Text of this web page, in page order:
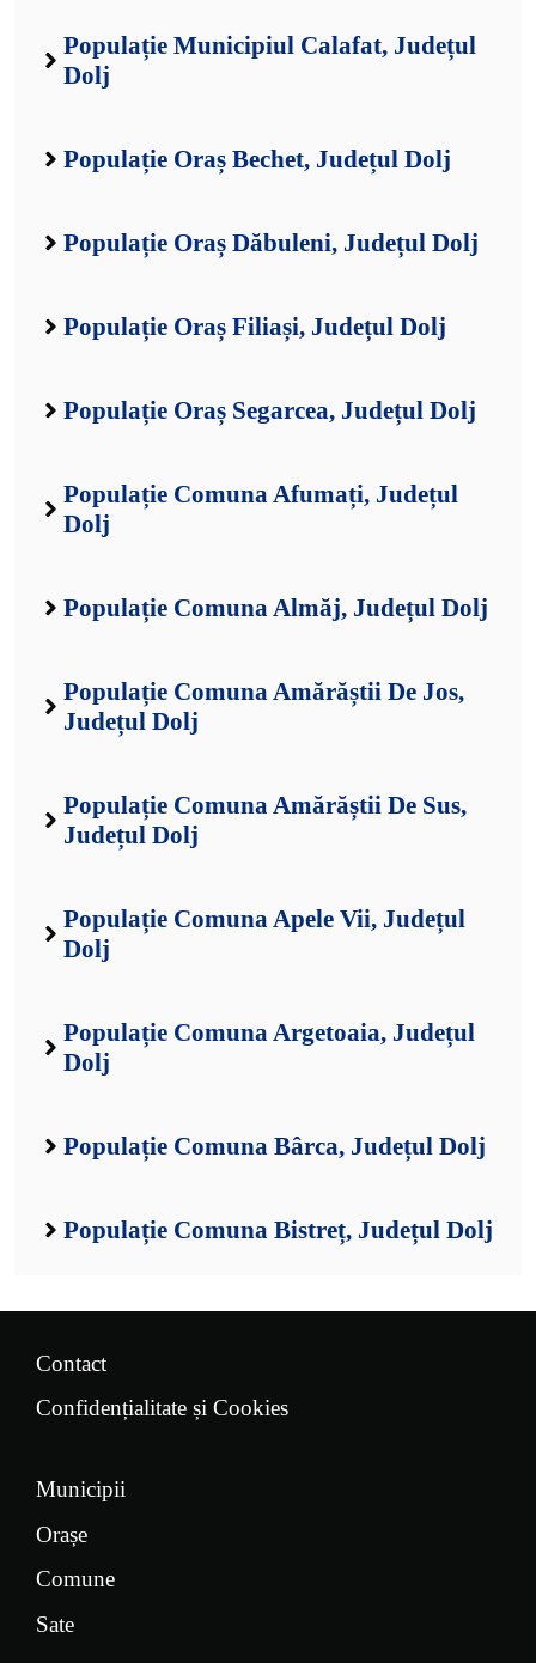
Populație Municipiul Calafat, Județul
Dolj
Populație Oraș Bechet, Județul Dolj
Populație Oraș Dăbuleni, Județul Dolj
Populație Oraș Filiași, Județul Dolj
Populație Oraș Segarcea, Județul Dolj
Populație Comuna Afumați, Județul
Dolj
Populație Comuna Almăj, Județul Dolj
Populație Comuna Amărăștii De Jos,
Județul Dolj
Populație Comuna Amărăștii De Sus,
Județul Dolj
Populație Comuna Apele Vii, Județul
Dolj
Populație Comuna Argetoaia, Județul
Dolj
Populație Comuna Bârca, Județul Dolj
Populație Comuna Bistreț, Județul Dolj
Contact
Confidențialitate și Cookies
Municipii
Orașe
Comune
Sate